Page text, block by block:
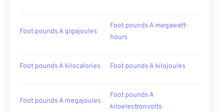
Foot pounds A gigajoules
Foot pounds A megawatt-
hours
Foot pounds A kilocalories Foot pounds A kilojoules
Foot pounds A megajoules
Foot pounds A
kiloelectronvolts